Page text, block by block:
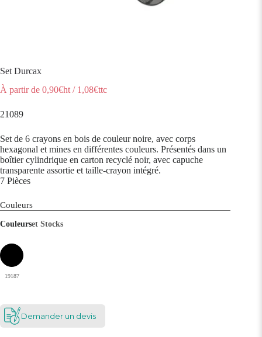
Set Durcax
À partir de 0,90€ht/ 1,08€ttc
21089
Set de 6 crayons en bois de couleur noire, avec corps
hexagonal et mines en différentes couleurs. Présentés dans un
boîtier cylindrique en carton recyclé noir, avec capuche
transparente assortie et taille-crayon intégré.
7 Pièces
Couleurs
Couleurset Stocks
19187
Demander un devis